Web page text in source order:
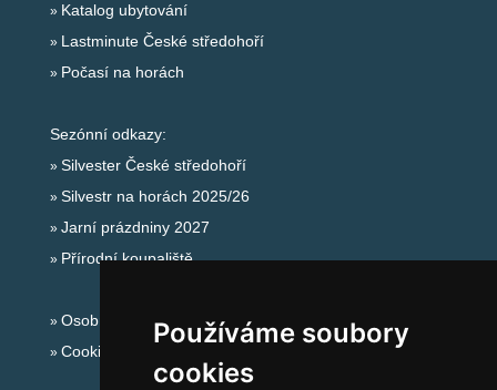
Používáme soubory
cookies
Katalog ubytování
Lastminute České středohoří
Počasí na horách
Sezónní odkazy:
Silvester České středohoří
Silvestr na horách 2025/26
Jarní prázdniny 2027
Přírodní koupaliště
Osobní údaje
Cookies